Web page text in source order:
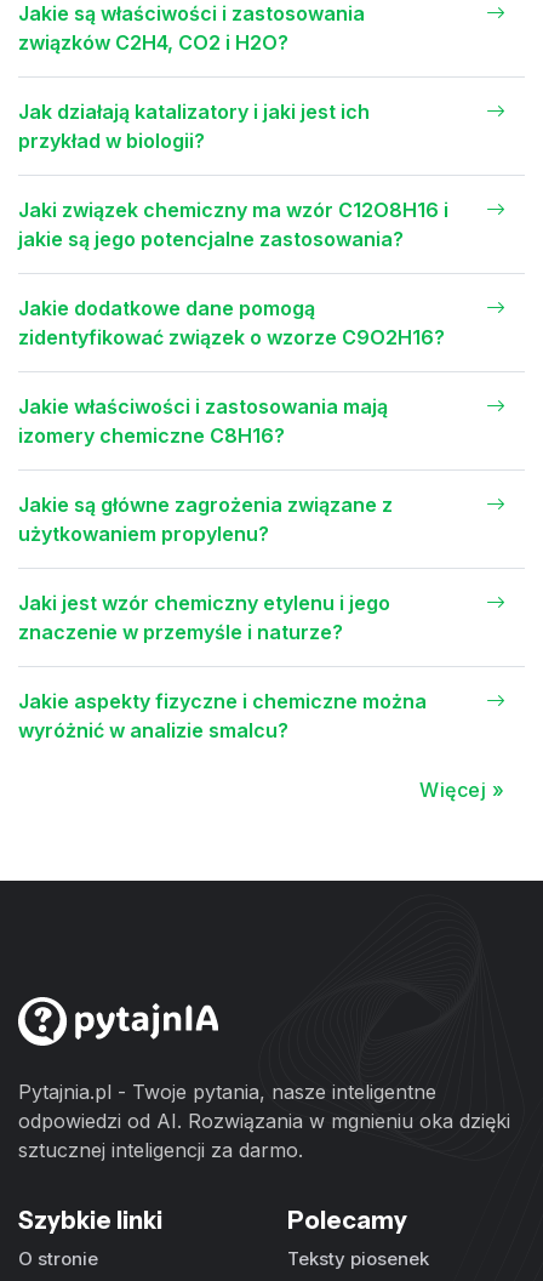
Jakie są właściwości i zastosowania
związków C2H4, CO2 i H2O?
Jak działają katalizatory i jaki jest ich
przykład w biologii?
Jaki związek chemiczny ma wzór C12O8H16 i
jakie są jego potencjalne zastosowania?
Jakie dodatkowe dane pomogą
zidentyfikować związek o wzorze C9O2H16?
Jakie właściwości i zastosowania mają
izomery chemiczne C8H16?
Jakie są główne zagrożenia związane z
użytkowaniem propylenu?
Jaki jest wzór chemiczny etylenu i jego
znaczenie w przemyśle i naturze?
Jakie aspekty fizyczne i chemiczne można
wyróżnić w analizie smalcu?
Więcej »
Pytajnia.pl - Twoje pytania, nasze inteligentne
odpowiedzi od AI. Rozwiązania w mgnieniu oka dzięki
sztucznej inteligencji za darmo.
Szybkie linki
O stronie
Polecamy
Teksty piosenek